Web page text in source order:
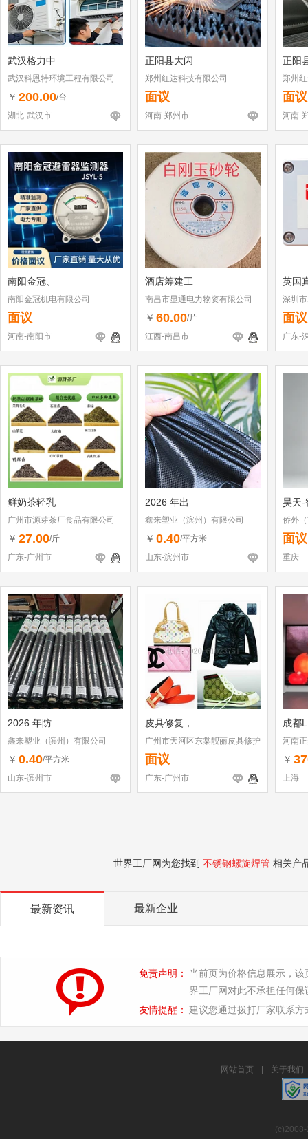
武汉格力中
武汉科恩特环境工程有限公司
￥ 200.00/台
湖北-武汉市
正阳县大闪
郑州红达科技有限公司
面议
河南-郑州市
正阳
郑州
面议
河南-
南阳金冠、
南阳金冠机电有限公司
面议
河南-南阳市
酒店筹建工
南昌市显通电力物资有限公司
￥ 60.00/片
江西-南昌市
英国
深圳
面议
广东-
鲜奶茶轻乳
广州市源芽茶厂食品有限公司
￥ 27.00/斤
广东-广州市
2026 年出
鑫来塑业（滨州）有限公司
￥ 0.40/平方米
山东-滨州市
昊天-
侨外
面议
重庆
2026 年防
鑫来塑业（滨州）有限公司
￥ 0.40/平方米
山东-滨州市
皮具修复，
广州市天河区东棠靓丽皮具修护
店
面议
广东-广州市
成都
河南
￥
上海
世界工厂网为您找到 不锈钢螺旋焊管 相关产
最新资讯 最新企业
免责声明：
当前页为价格信息展示，
界工厂网对此不承担任何保
友情提醒： 建议您通过拨打厂家联系
网站首页 关于我们